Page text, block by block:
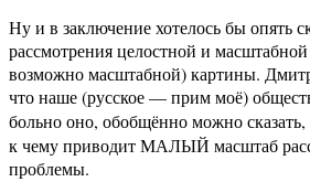
Ну и в заключение хотелось бы опять
рассмотрения целостной и
возможно масштабной) картины.
что наше (русское — прим моё)
больно оно, обобщённо можно сказать,
к чему приводит МАЛЫЙ масштаб
проблемы.